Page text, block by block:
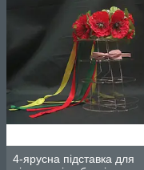
4-ярусна підставка для